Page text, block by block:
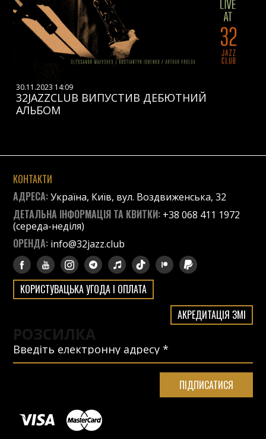
30.11.2023 14:09
32JAZZCLUB ВИПУСТИВ ДЕБЮТНИЙ
АЛЬБОМ
КОНТАКТИ
АДРЕСА:Україна, Київ, вул. Воздвиженська, 32
ДЕТАЛЬНА ІНФОРМАЦІЯ ТА КВИТКИ: +38 068 411 1972
(середа-неділя)
ОРЕНДА: info@32jazz.club
КОРИСТУВАЦЬКА УГОДА І ОПЛАТА
АКРЕДИТАЦІЯ ЗМІ
РОЗСИЛКА